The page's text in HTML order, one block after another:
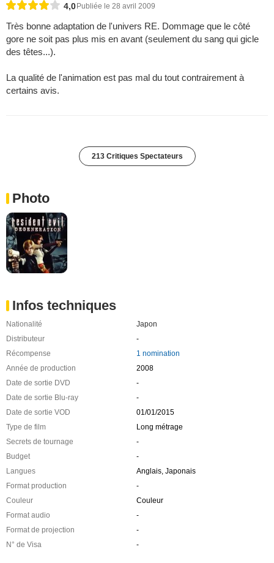
4,0Publiée le 28 avril 2009
Très bonne adaptation de l'univers RE. Dommage que le côté
gore ne soit pas plus mis en avant (seulement du sang qui gicle
des têtes...).
La qualité de l'animation est pas mal du tout contrairement à
certains avis.
213 Critiques Spectateurs
Photo
Infos techniques
Nationalité
Japon
Distributeur
-
Récompense
1 nomination
Année de production
2008
Date de sortie DVD
-
Date de sortie Blu-ray
-
Date de sortie VOD
01/01/2015
Type de film
Long métrage
Secrets de tournage
-
Budget
-
Langues
Anglais, Japonais
Format production
-
Couleur
Couleur
Format audio
-
Format de projection
-
N° de Visa
-